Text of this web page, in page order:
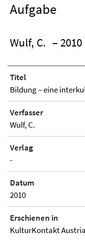
Aufgabe
Wulf, C. – 2010
Titel
Bildung – eine
Verfasser
Wulf, C.
Verlag
-
Datum
2010
Erschienen in
KulturKontakt